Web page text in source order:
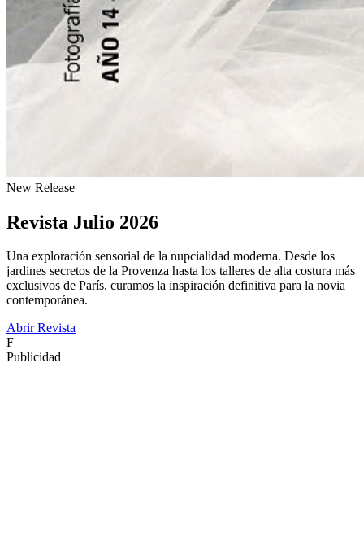
New Release
Revista Julio 2026
Una exploración sensorial de la nupcialidad moderna. Desde los
jardines secretos de la Provenza hasta los talleres de alta costura más
exclusivos de París, curamos la inspiración definitiva para la novia
contemporánea.
Abrir Revista
F
Publicidad